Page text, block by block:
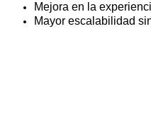
Mejora en la
Mayor escalabilidad